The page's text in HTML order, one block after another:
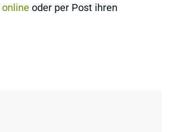
online oder per Post ihren